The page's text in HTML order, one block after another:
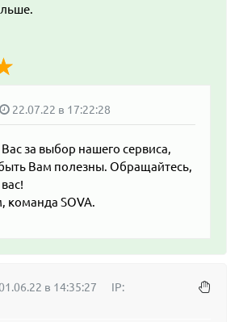
22.07.22 в 17:22:28
за выбор нашего сервиса,
Вам полезны. Обращайтесь,
команда SOVA.
в 14:35:27
IP: